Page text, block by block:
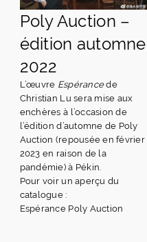
Poly Auction –
édition automne
2022
L’œuvre Espérancede
Christian Lu sera mise aux
enchères à l’occasion de
l’édition d’automne de Poly
Auction (repousée en février
2023 en raison de la
pandémie) à Pékin.
Pour voir un aperçu du
catalogue :
Espérance Poly Auction